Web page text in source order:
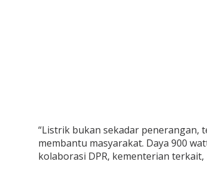
“Listrik bukan sekadar penerangan,
membantu masyarakat. Daya 900
kolaborasi DPR, kementerian terkait,